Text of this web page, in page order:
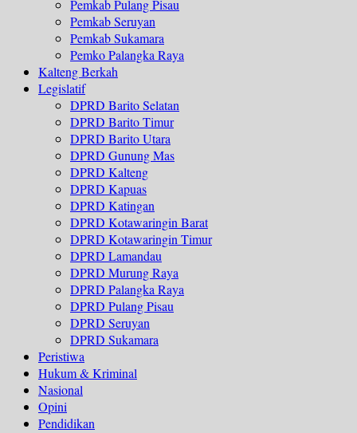
Pemkab Pulang Pisau
Pemkab Seruyan
Pemkab Sukamara
Pemko Palangka Raya
Kalteng Berkah
Legislatif
DPRD Barito Selatan
DPRD Barito Timur
DPRD Barito Utara
DPRD Gunung Mas
DPRD Kalteng
DPRD Kapuas
DPRD Katingan
DPRD Kotawaringin Barat
DPRD Kotawaringin Timur
DPRD Lamandau
DPRD Murung Raya
DPRD Palangka Raya
DPRD Pulang Pisau
DPRD Seruyan
DPRD Sukamara
Peristiwa
Hukum & Kriminal
Nasional
Opini
Pendidikan